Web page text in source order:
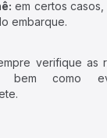
em certos
embarque.
verifique as
bem como